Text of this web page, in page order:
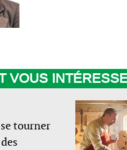
VOUS
tourner